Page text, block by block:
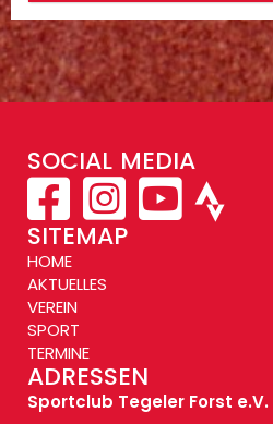
SOCIAL MEDIA
SITEMAP
HOME
AKTUELLES
VEREIN
SPORT
TERMINE
ADRESSEN
Sportclub Tegeler Forst e.V.